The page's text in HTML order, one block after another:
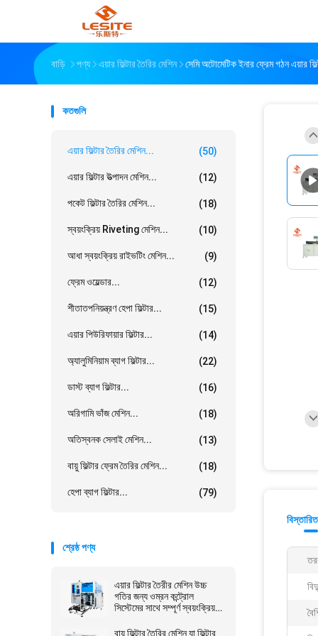
বাড়ি পণ্য এয়ার ফিল্টার তৈরির মেশিন সেমি অটোমেটিক ইনার ফ্রেম গঠন এয়ার
কতগুলি
এয়ার ফিল্টার তৈরির মেশিন... (50)
এয়ার ফিল্টার উত্পাদন মেশিন... (12)
পকেট ফিল্টার তৈরির মেশিন... (18)
স্বয়ংক্রিয় Riveting মেশিন... (10)
আধা স্বয়ংক্রিয় রাইভটিং মেশিন... (9)
ফ্রেম ওয়েল্ডার... (12)
শীতাতপনিয়ন্ত্রণ হেপা ফিল্টার... (15)
এয়ার পিউরিফায়ার ফিল্টার... (14)
অ্যালুমিনিয়াম ব্যাগ ফিল্টার... (22)
ডাস্ট ব্যাগ ফিল্টার... (16)
অরিগামি ভাঁজ মেশিন... (18)
অতিস্বনক সেলাই মেশিন... (13)
বায়ু ফিল্টার ফ্রেম তৈরির মেশিন... (18)
হেপা ব্যাগ ফিল্টার... (79)
শ্রেষ্ঠ পণ্য
এয়ার ফিল্টার তৈরীর মেশিন উচ্চ
গতির জন্য ওম্রন কন্ট্রোল
সিস্টেমের সাথে সম্পূর্ণ স্বয়ংক্রিয়
অপারেশন
বায়ু ফিল্টার তৈরির মেশিন যা ফিল্টার